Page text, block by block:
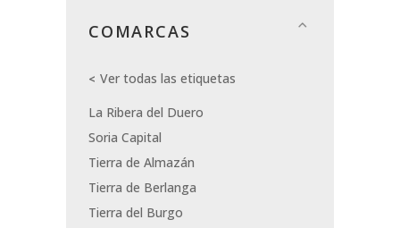
COMARCAS
Ver todas las etiquetas
La Ribera del Duero
Soria Capital
Tierra de Almazán
Tierra de Berlanga
Tierra del Burgo